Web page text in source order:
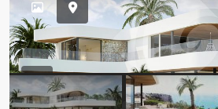
Previous